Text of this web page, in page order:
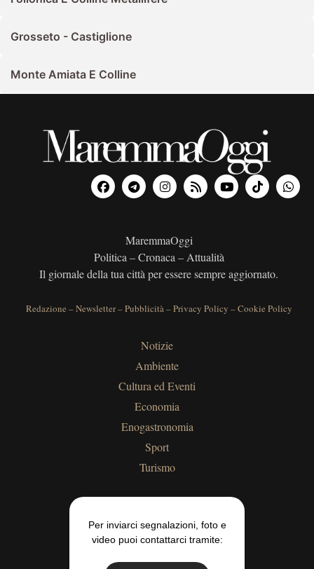
Grosseto - Castiglione
Monte Amiata E Colline
MaremmaOggi
Politica – Cronaca – Attualità
Il giornale della tua città per essere sempre aggiornato.
Redazione –Newsletter–Pubblicità–Privacy Policy –Cookie Policy
Notizie
Ambiente
Cultura ed Eventi
Economia
Enogastronomia
Sport
Turismo
Per inviarci segnalazioni, foto e
video puoi contattarci tramite: